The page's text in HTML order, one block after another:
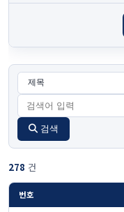
검색
278 건
번호